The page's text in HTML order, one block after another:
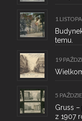
1
temu.
19
5
Gruss
z 1907